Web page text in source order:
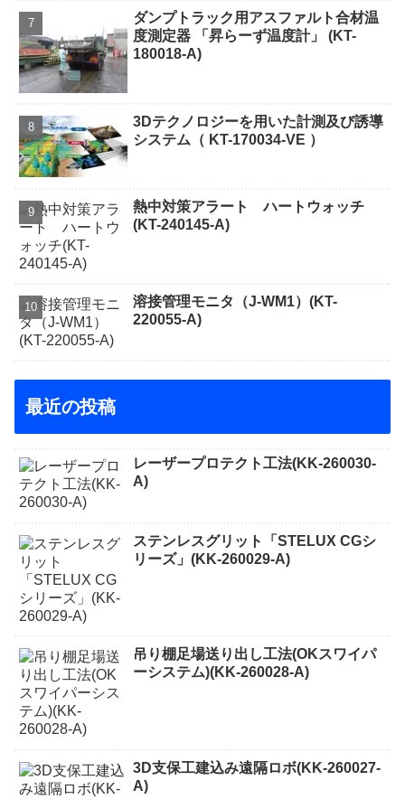
ダンプトラック用アスファルト合材温
度測定器 「昇らーず温度計」 (KT-
180018-A)
3Dテクノロジーを用いた計測及び誘導
システム（ KT-170034-VE ）
熱中対策アラート ハートウォッチ
(KT-240145-A)
溶接管理モニタ（J-WM1）(KT-
220055-A)
最近の投稿
レーザープロテクト⼯法(KK-260030-
A)
ステンレスグリット「STELUX CGシ
リーズ」(KK-260029-A)
吊り棚足場送り出し工法(OKスワイパ
ーシステム)(KK-260028-A)
3D支保工建込み遠隔ロボ(KK-260027-
A)